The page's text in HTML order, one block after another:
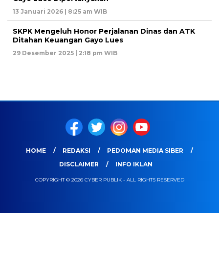
13 Januari 2026 | 8:25 am WIB
SKPK Mengeluh Honor Perjalanan Dinas dan ATK
Ditahan Keuangan Gayo Lues
29 Desember 2025 | 2:18 pm WIB
HOME REDAKSI
PEDOMAN MEDIA SIBER
DISCLAIMER
INFO IKLAN
COPYRIGHT © 2026 CYBER PUBLIK - ALL RIGHTS RESERVED